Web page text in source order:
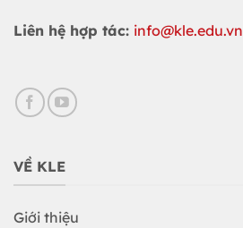
Liên hệ hợp tác: info@kle.edu.vn
VỀ KLE
Giới thiệu